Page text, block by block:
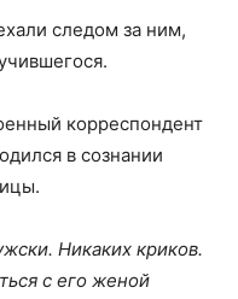
следом за ним,
корреспондент
в сознании
Никаких криков.
с его женой